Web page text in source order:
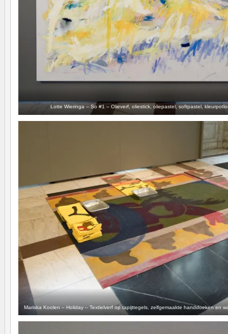
Lotte Wieringa – So #1 – Olieverf, oliestick, oliepastel, softpastel,
Mariska Koolen – Holiday – Textielverf op tapijttegels, zelfgemaakte handdoeken en